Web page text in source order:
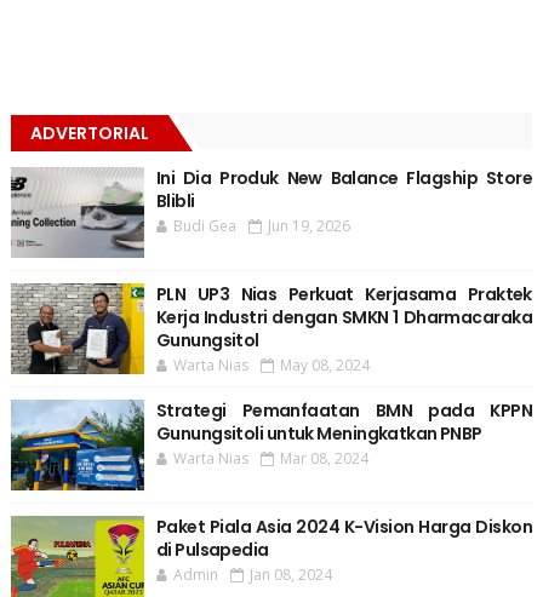
ADVERTORIAL
Ini Dia Produk New Balance Flagship Store
Blibli
Budi Gea Jun 19, 2026
PLN UP3 Nias Perkuat Kerjasama Praktek
Kerja Industri dengan SMKN 1 Dharmacaraka
Gunungsitol
Warta Nias May 08, 2024
Strategi Pemanfaatan BMN pada KPPN
Gunungsitoli untuk Meningkatkan PNBP
Warta Nias Mar 08, 2024
Paket Piala Asia 2024 K-Vision Harga Diskon
di Pulsapedia
Admin Jan 08, 2024